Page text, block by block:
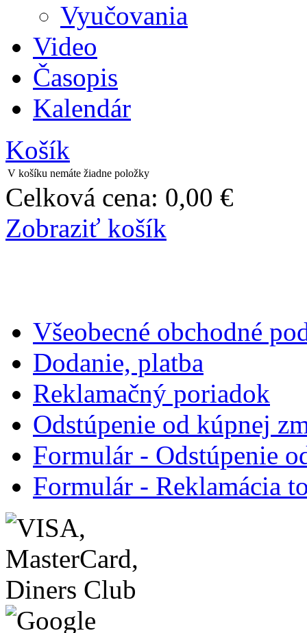
Vyučovania
Video
Časopis
Kalendár
Košík
V košíku nemáte žiadne položky
Celková cena: 0,00 €
Zobraziť košík
Všeobecné obchodné
Dodanie, platba
Reklamačný poriadok
Odstúpenie od kúpnej
Formulár - Odstúpenie
Formulár - Reklamácia